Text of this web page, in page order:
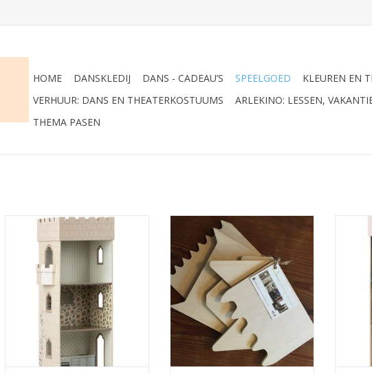
HOME DANSKLEDIJ DANS - CADEAU’S SPEELGOED KLEUREN EN
VERHUUR: DANS EN THEATERKOSTUUMS
ARLEKINO: LESSEN,
THEMA PASEN
MAILEG KASTEEL MET KEUKEN
van een kasteel met keukentje
Met de zandkammen van
Speelbelovend, maakt jouw kind
de mooiste kunstwerken in de
zandbak en op het strand. Trek
de kam naar achteren door het
zand en autowegen en rivieren
zullen ontstaan.
Set van 5 verschillende modellen,
gemaakt van berkenplex.